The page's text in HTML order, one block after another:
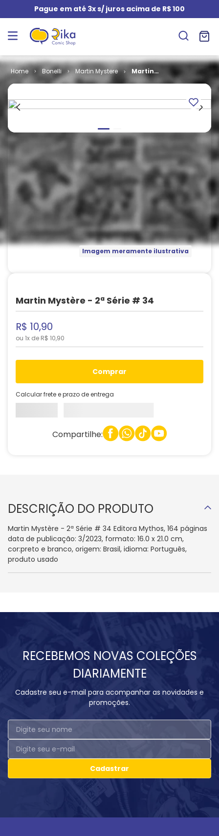
Pague em até 3x s/ juros acima de R$ 100
Bonelli Martin Mystere
Martin
Mystère - 2ª
Imagem meramente ilustrativa
Martin Mystère - 2ª Série # 34
R$ 10,90
ou 1x de R$ 10,90
comprar
Calcular frete e prazo de entrega
Compartilhe:
DESCRIÇÃO DO PRODUTO
Martin Mystère - 2ª Série # 34 Editora Mythos, 164 páginas
data de publicação: 3/2023, formato: 16.0 x 21.0 cm,
cor:preto e branco, origem: Brasil, idioma: Português,
produto usado
RECEBEMOS NOVAS COLEÇÕES
DIARIAMENTE
Cadastre seu e-mail para acompanhar as novidades e
promoções.
Cadastrar